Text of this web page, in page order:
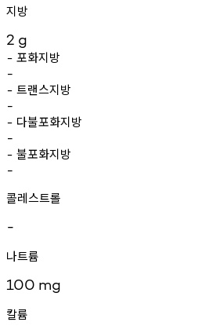
지방
2 g
- 포화지방
-
- 트랜스지방
-
- 다불포화지방
-
- 불포화지방
-
콜레스트롤
-
나트륨
100 mg
칼륨